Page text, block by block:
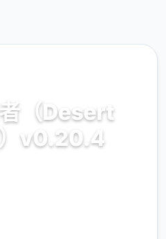
（Desert
v0.20.4